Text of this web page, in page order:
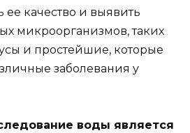
ее качество и выявить
микроорганизмов, таких
и простейшие, которые
заболевания у
воды является